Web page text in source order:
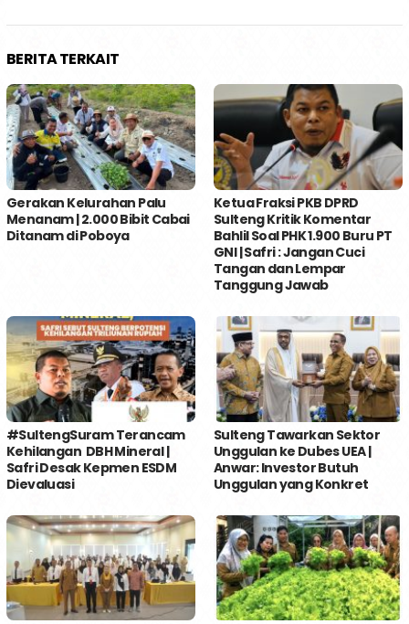
BERITA TERKAIT
Gerakan Kelurahan Palu
Menanam | 2.000 Bibit Cabai
Ditanam di Poboya
Ketua Fraksi PKB DPRD
Sulteng Kritik Komentar
Bahlil Soal PHK 1.900 Buru PT
GNI | Safri : Jangan Cuci
Tangan dan Lempar
Tanggung Jawab
#SultengSuram Terancam
Kehilangan DBH Mineral |
Safri Desak Kepmen ESDM
Dievaluasi
Sulteng Tawarkan Sektor
Unggulan ke Dubes UEA |
Anwar: Investor Butuh
Unggulan yang Konkret